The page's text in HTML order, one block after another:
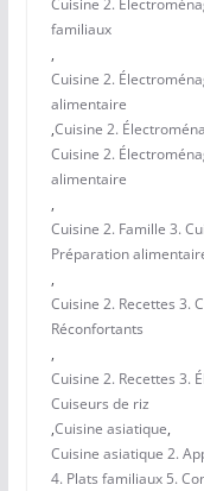
Cuisine 2.
familiaux
,
Cuisine 2.
alimentaire
,Cuisine 2.
Cuisine 2.
alimentaire
,
Cuisine 2. Famille 3.
Préparation
,
Cuisine 2. Recettes 3.
Réconfortants
,
Cuisine 2. Recettes 3.
Cuiseurs de riz
,Cuisine asiatique,
Cuisine asiatique 2.
4. Plats familiaux 5.